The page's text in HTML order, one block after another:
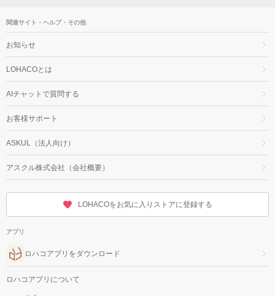
関連サイト・ヘルプ・その他
お知らせ
LOHACOとは
AIチャットで質問する
お客様サポート
ASKUL（法人向け）
アスクル株式会社（会社概要）
LOHACOをお気に入りストアに登録する
アプリ
ロハコアプリをダウンロード
ロハコアプリについて